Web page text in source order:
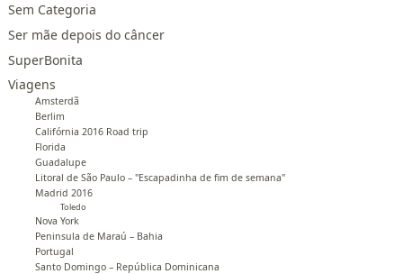
Sem Categoria
Ser mãe depois do câncer
SuperBonita
Viagens
Amsterdã
Berlim
Califórnia 2016 Road trip
Florida
Guadalupe
Litoral de São Paulo – "Escapadinha de fim de semana"
Madrid 2016
Toledo
Nova York
Peninsula de Maraú – Bahia
Portugal
Santo Domingo – República Dominicana